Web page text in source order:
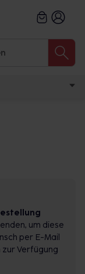
um diese
per E-Mail
Verfügung